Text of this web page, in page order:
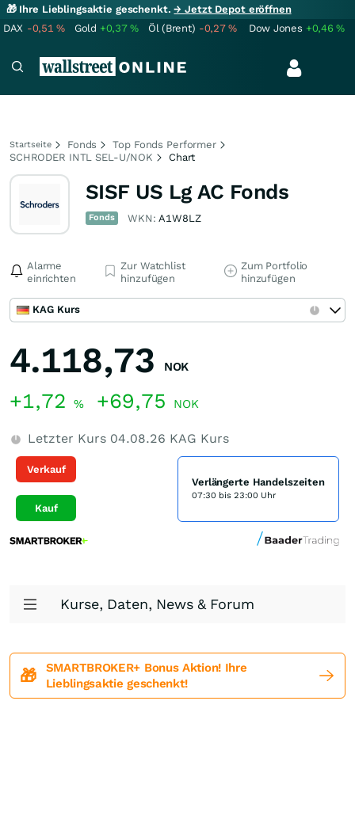
🎁 Ihre Lieblingsaktie geschenkt.→ Jetzt Depot eröffnen
DAX -0,51% Gold +0,37% Öl (Brent) -0,27% Dow Jones +0,46%
Startseite Fonds
Top Fonds Performer
SCHRODER INTL SEL-U/NOK
Chart
SISF US Lg AC Fonds
Fonds WKN:A1W8LZ
Alarme
einrichten
Zur Watchlist
hinzufügen
Zum Portfolio
hinzufügen
KAG Kurs
4.118,73 NOK
+1,72 % +69,75 NOK
Letzter Kurs 04.08.26 KAG Kurs
Verkauf
Kauf
Verlängerte Handelszeiten
07:30 bis 23:00 Uhr
Kurse, Daten, News & Forum
🎁
SMARTBROKER+ Bonus Aktion! Ihre
Lieblingsaktie geschenkt!